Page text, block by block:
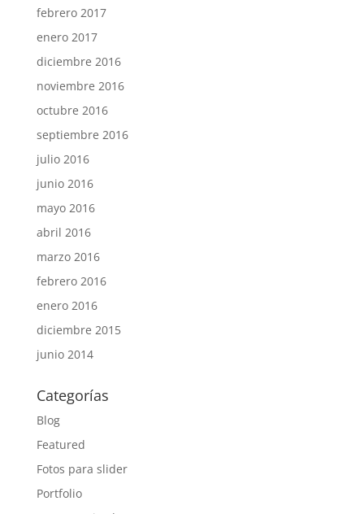
febrero 2017
enero 2017
diciembre 2016
noviembre 2016
octubre 2016
septiembre 2016
julio 2016
junio 2016
mayo 2016
abril 2016
marzo 2016
febrero 2016
enero 2016
diciembre 2015
junio 2014
Categorías
Blog
Featured
Fotos para slider
Portfolio